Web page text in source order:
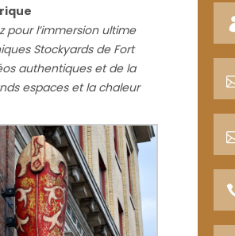
l’immersion ultime
Stockyards de Fort
authentiques et de la
espaces et la chaleur